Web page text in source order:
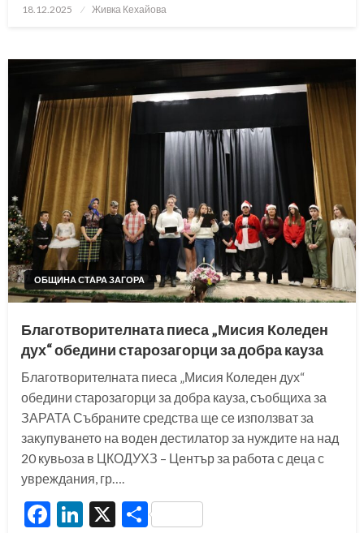
Posted
18.12.2025 Живка Кехайова
ОБЩИНА СТАРА ЗАГОРА
Благотворителната пиеса „Мисия Коледен
дух“ обедини старозагорци за добра кауза
Благотворителната пиеса „Мисия Коледен дух“
обедини старозагорци за добра кауза, съобщиха за
ЗАРАТА Събраните средства ще се използват за
закупуването на воден дестилатор за нуждите на над
20 кувьоза в ЦКОДУХЗ – Център за работа с деца с
увреждания, гр….
Facebook
LinkedIn
X Share